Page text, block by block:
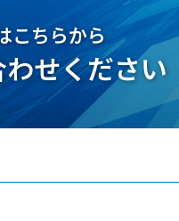
こちらから
せください